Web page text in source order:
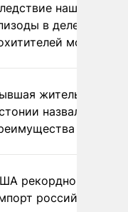
нашло
в деле
москвичек
жительница
назвала
России
рекордно
российских